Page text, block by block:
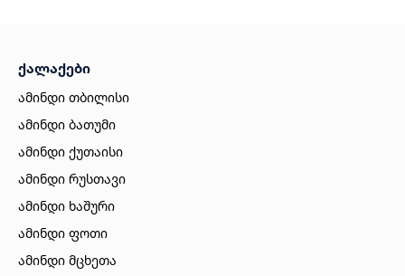
ქალაქები
ამინდი თბილისი
ამინდი ბათუმი
ამინდი ქუთაისი
ამინდი რუსთავი
ამინდი ხაშური
ამინდი ფოთი
ამინდი მცხეთა